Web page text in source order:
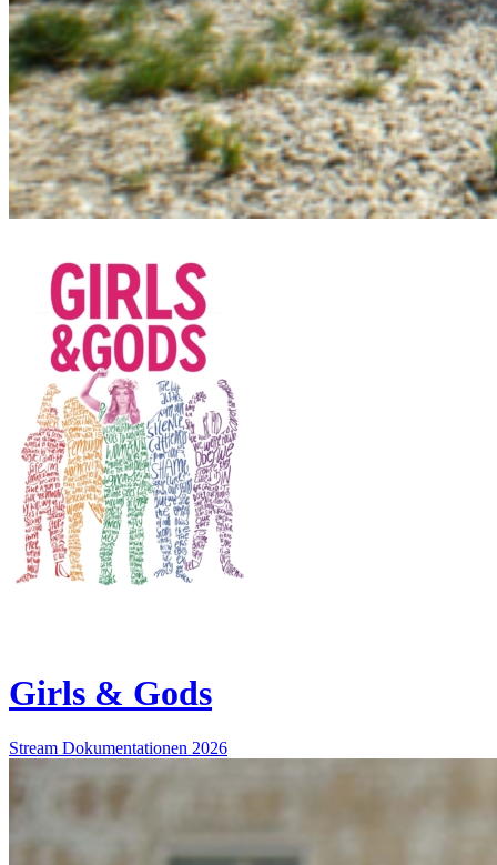
Girls & Gods
Stream Dokumentationen 2026